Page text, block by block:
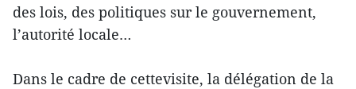
des lois, des politiques sur le gouvernement,
l’autorité locale…
Dans le cadre de cettevisite, la délégation de la